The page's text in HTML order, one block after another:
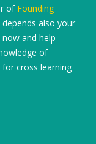
of Founding
also your
and help
of
cross learning